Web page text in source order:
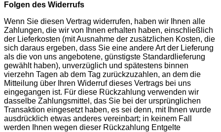
Folgen des Widerrufs
Wenn Sie diesen Vertrag widerrufen, haben wir Ihnen alle
Zahlungen, die wir von Ihnen erhalten haben, einschließlich
der Lieferkosten (mit Ausnahme der zusätzlichen Kosten, die
sich daraus ergeben, dass Sie eine andere Art der Lieferung
als die von uns angebotene, günstigste Standardlieferung
gewählt haben), unverzüglich und spätestens binnen
vierzehn Tagen ab dem Tag zurückzuzahlen, an dem die
Mitteilung über Ihren Widerruf dieses Vertrags bei uns
eingegangen ist. Für diese Rückzahlung verwenden wir
dasselbe Zahlungsmittel, das Sie bei der ursprünglichen
Transaktion eingesetzt haben, es sei denn, mit Ihnen wurde
ausdrücklich etwas anderes vereinbart; in keinem Fall
werden Ihnen wegen dieser Rückzahlung Entgelte